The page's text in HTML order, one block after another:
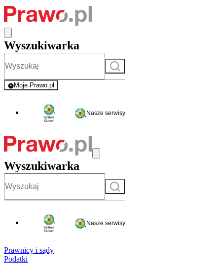
Wyszukiwarka
Szukaj
Moje Prawo.pl
- rejestracja i logowanie do serwisu
Nasze serwisy
Wyszukiwarka
Szukaj
Nasze serwisy
Prawnicy i sądy
Podatki